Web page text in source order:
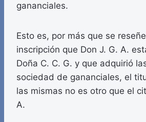
gananciales.
Esto es, por más que se
inscripción que Don J. G. A.
Doña C. C. G. y que adquirió
sociedad de gananciales, el
las mismas no es otro que el
A.